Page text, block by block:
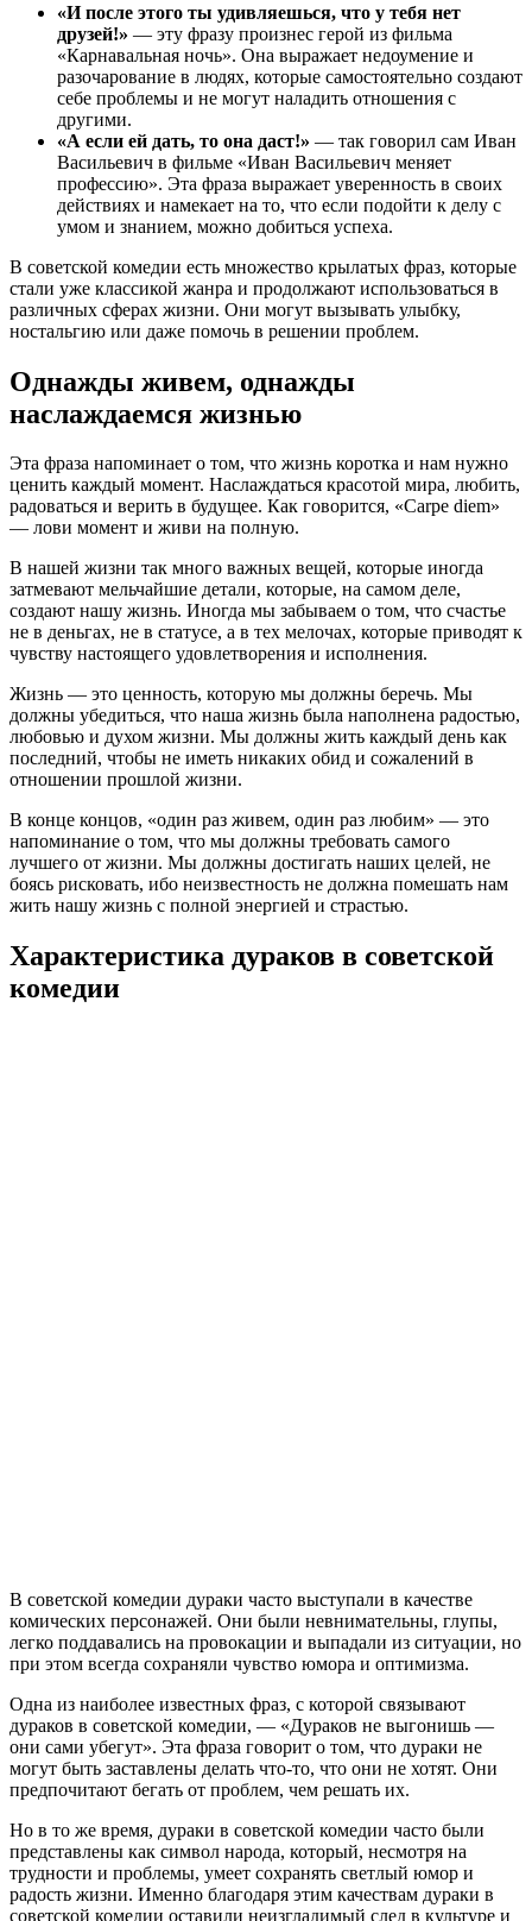
«И после этого ты удивляешься, что у тебя нет
друзей!» — эту фразу произнес герой из фильма
«Карнавальная ночь». Она выражает недоумение и
разочарование в людях, которые самостоятельно создают
себе проблемы и не могут наладить отношения с
другими.
«А если ей дать, то она даст!» — так говорил сам Иван
Васильевич в фильме «Иван Васильевич меняет
профессию». Эта фраза выражает уверенность в своих
действиях и намекает на то, что если подойти к делу с
умом и знанием, можно добиться успеха.
В советской комедии есть множество крылатых фраз, которые
стали уже классикой жанра и продолжают использоваться в
различных сферах жизни. Они могут вызывать улыбку,
ностальгию или даже помочь в решении проблем.
Однажды живем, однажды
наслаждаемся жизнью
Эта фраза напоминает о том, что жизнь коротка и нам нужно
ценить каждый момент. Наслаждаться красотой мира, любить,
радоваться и верить в будущее. Как говорится, «Carpe diem»
— лови момент и живи на полную.
В нашей жизни так много важных вещей, которые иногда
затмевают мельчайшие детали, которые, на самом деле,
создают нашу жизнь. Иногда мы забываем о том, что счастье
не в деньгах, не в статусе, а в тех мелочах, которые приводят к
чувству настоящего удовлетворения и исполнения.
Жизнь — это ценность, которую мы должны беречь. Мы
должны убедиться, что наша жизнь была наполнена радостью,
любовью и духом жизни. Мы должны жить каждый день как
последний, чтобы не иметь никаких обид и сожалений в
отношении прошлой жизни.
В конце концов, «один раз живем, один раз любим» — это
напоминание о том, что мы должны требовать самого
лучшего от жизни. Мы должны достигать наших целей, не
боясь рисковать, ибо неизвестность не должна помешать нам
жить нашу жизнь с полной энергией и страстью.
Характеристика дураков в советской
комедии
В советской комедии дураки часто выступали в качестве
комических персонажей. Они были невнимательны, глупы,
легко поддавались на провокации и выпадали из ситуации, но
при этом всегда сохраняли чувство юмора и оптимизма.
Одна из наиболее известных фраз, с которой связывают
дураков в советской комедии, — «Дураков не выгонишь —
они сами убегут». Эта фраза говорит о том, что дураки не
могут быть заставлены делать что-то, что они не хотят. Они
предпочитают бегать от проблем, чем решать их.
Но в то же время, дураки в советской комедии часто были
представлены как символ народа, который, несмотря на
трудности и проблемы, умеет сохранять светлый юмор и
радость жизни. Именно благодаря этим качествам дураки в
советской комедии оставили неизгладимый след в культуре и